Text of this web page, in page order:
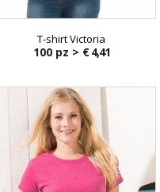
T-shirt Victoria
100 pz > € 4,41